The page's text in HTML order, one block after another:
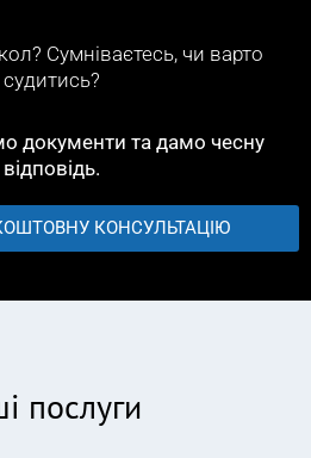
Сумніваєтесь, чи варто
судитись?
документи та дамо чесну
відповідь.
КОНСУЛЬТАЦІЮ
послуги